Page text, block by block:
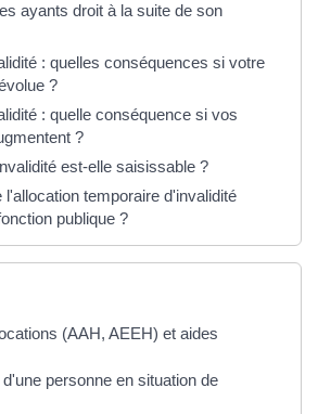
ayants droit à la suite de son
: quelles conséquences si votre
?
: quelle conséquence si vos
?
est-elle saisissable ?
temporaire d'invalidité
publique ?
(AAH, AEEH) et aides
personne en situation de